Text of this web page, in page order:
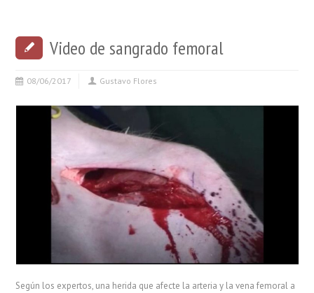
Video de sangrado femoral
08/06/2017 Gustavo Flores
Según los expertos, una herida que afecte la arteria y la vena femoral a